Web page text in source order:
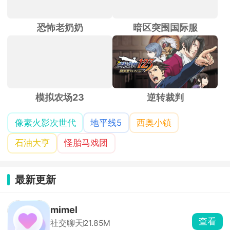
恐怖老奶奶 暗区突围国际服
模拟农场23 逆转裁判
像素火影次世代 地平线5
西奥小镇
石油大亨
怪胎马戏团
最新更新
mimel
社交聊天21.85M
查看